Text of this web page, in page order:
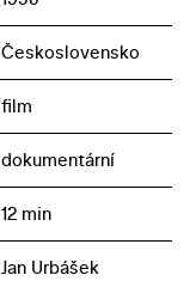
Československo
film
dokumentární
12 min
Jan Urbášek